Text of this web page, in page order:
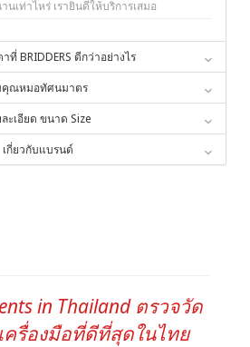
นเท่าไหร่ เรายินดีให้บริการเสมอ
ที่ BRIDDERS ดีกว่าอย่างไร
ณหมอทัศนมาตร
ละเอียด ขนาด Size
เกี่ยวกับแบรนด์
in Thailand ตรวจวัด
ครื่องมือที่ดีที่สุดในไทย